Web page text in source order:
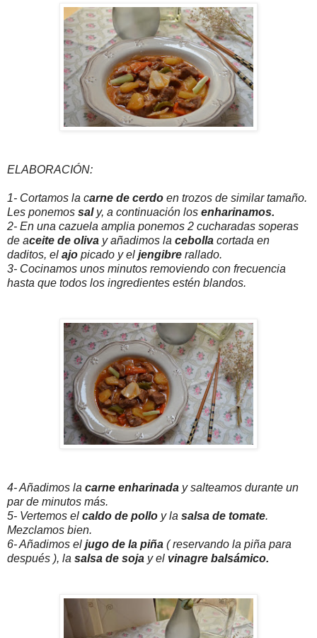
ELABORACIÓN:
1- Cortamos la carne de cerdo en trozos de similar tamaño.
Les ponemos saly, a continuación los enharinamos.
2- En una cazuela amplia ponemos 2 cucharadas soperas
de aceite de oliva y añadimos la cebolla cortada en
daditos, el ajo picado y el jengibre rallado.
3- Cocinamos unos minutos removiendo con frecuencia
hasta que todos los ingredientes estén blandos.
4- Añadimos la carne enharinada y salteamos durante un
par de minutos más.
5- Vertemos el caldo de pollo y la salsa de tomate.
Mezclamos bien.
6- Añadimos el jugo de la piña ( reservando la piña para
después ), la salsa de soja y el vinagre balsámico.